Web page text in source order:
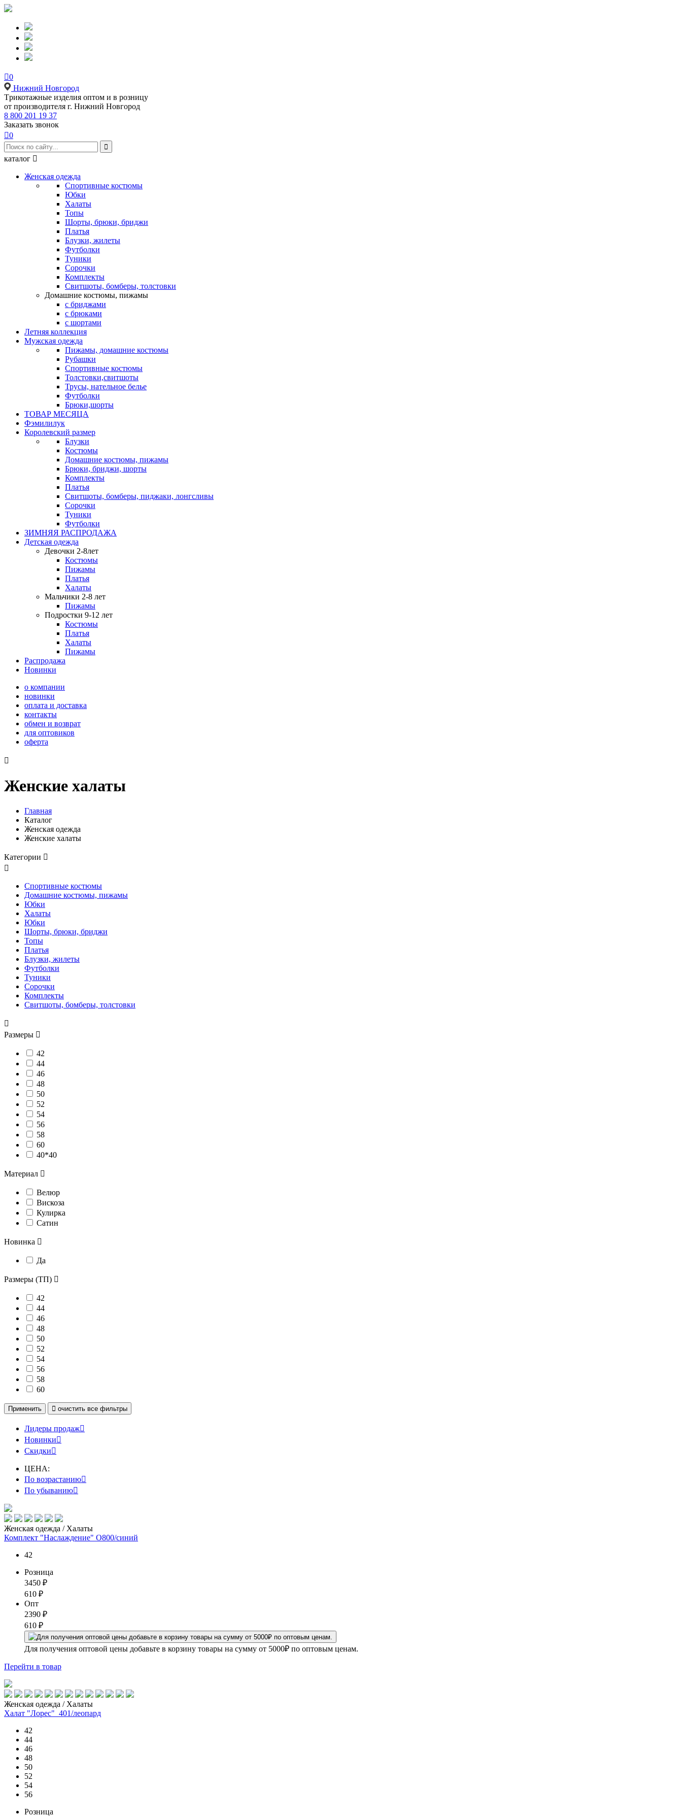
0
Нижний Новгород
Tрикотажные изделия оптом и в розницу
от производителя г. Нижний Новгород
8 800 201 19 37
Заказать звонок
0

каталог 
Женская одежда
Спортивные костюмы
Юбки
Халаты
Топы
Шорты, брюки, бриджи
Платья
Блузки, жилеты
Футболки
Туники
Сорочки
Комплекты
Свитшоты, бомберы, толстовки
Домашние костюмы, пижамы
с бриджами
с брюками
с шортами
Летняя коллекция
Мужская одежда
Пижамы, домашние костюмы
Рубашки
Спортивные костюмы
Толстовки,свитшоты
Трусы, нательное белье
Футболки
Брюки,шорты
ТОВАР МЕСЯЦА
Фэмилилук
Королевский размер
Блузки
Костюмы
Домашние костюмы, пижамы
Брюки, бриджи, шорты
Комплекты
Платья
Свитшоты, бомберы, пиджаки, лонгсливы
Сорочки
Туники
Футболки
ЗИМНЯЯ РАСПРОДАЖА
Детская одежда
Девочки 2-8лет
Костюмы
Пижамы
Платья
Халаты
Мальчики 2-8 лет
Пижамы
Подростки 9-12 лет
Костюмы
Платья
Халаты
Пижамы
Распродажа
Новинки
о компании
новинки
оплата и доставка
контакты
обмен и возврат
для оптовиков
оферта

Женские халаты
Главная
Каталог
Женская одежда
Женские халаты
Категории 

Спортивные костюмы
Домашние костюмы, пижамы
Юбки
Халаты
Юбки
Шорты, брюки, бриджи
Топы
Платья
Блузки, жилеты
Футболки
Туники
Сорочки
Комплекты
Свитшоты, бомберы, толстовки

Размеры 
42
44
46
48
50
52
54
56
58
60
40*40
Материал 
Велюр
Вискоза
Кулирка
Сатин
Новинка 
Да
Размеры (ТП) 
42
44
46
48
50
52
54
56
58
60
Применить  очистить все фильтры
Лидеры продаж
Новинки
Скидки
ЦЕНА:
По возрастанию
По убыванию
Женская одежда / Халаты
Комплект "Наслаждение" О800/синий
42
Розница
3450 ₽
610 ₽
Опт
2390 ₽
610 ₽
Для получения оптовой цены добавьте в корзину товары на сумму от 5000₽ по оптовым ценам.
Перейти в товар
Женская одежда / Халаты
Халат "Лорес"_401/леопард
42
44
46
48
50
52
54
56
Розница